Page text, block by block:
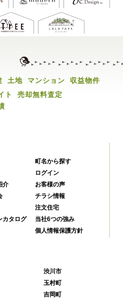
土地 マンション
収益物件
ト
売却無料査定
町名から探す
ログイン
介
お客様の声
チラシ情報
注文住宅
カタログ
当社6つの強み
個人情報保護方針
渋川市
玉村町
吉岡町